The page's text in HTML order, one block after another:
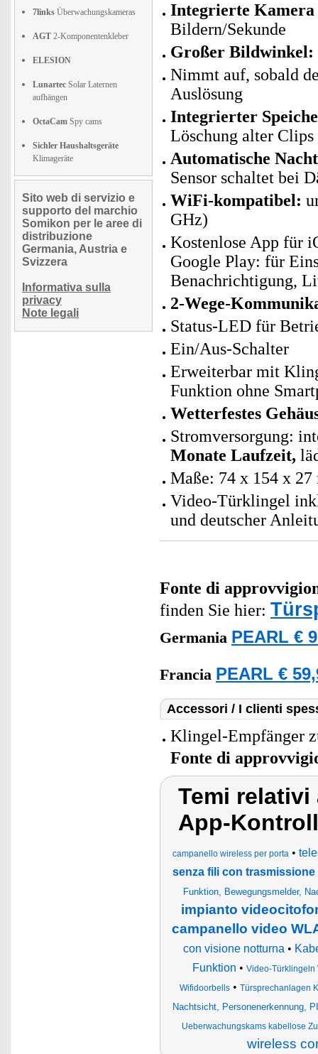
7links Überwachungskameras
AGT 2-Komponentenkleber
ELESION
Lunartec Solar Laternen
aufhängen
OctaCam Spy cams
Sichler Haushaltsgeräte
Klimageräte
Sito web di servizio e
supporto del marchio
Somikon per le aree di
distribuzione
Germania, Austria e
Svizzera
Informativa sulla
privacy
Note legali
Integrierte
Bildern/Sekunde
Großer Bildwinkel:
Nimmt auf, sobald
Auslösung
Integrierter
Löschung alter
Automatische
Sensor schaltet bei
WiFi-kompatibel:
GHz)
Kostenlose App für
Google Play: für
Benachrichtigung,
2-Wege-
Status-LED für
Ein/Aus-Schalter
Erweiterbar mit
Funktion ohne
Wetterfestes
Stromversorgung:
Monate Laufzeit,
Maße: 74 x 154 x
Video-Türklingel
und deutscher
Fonte di
finden Sie hier:
Germania PEARL €
Francia PEARL €
Accessori / I clienti
Klingel-Empfänger
Fonte di
Temi relativi
App-
campanello wireless per porta •
senza fili con trasmissione
Funktion, Bewegungsmelder,
impianto
campanello video
con visione notturna •
Funktion • Video-Türklingeln
Wifidoorbells• Türsprechanlagen
Nachtsicht, Personenerkennung,
Ueberwachungskams kabellose
wireless